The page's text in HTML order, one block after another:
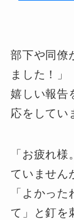
部下や同僚
ました！」
嬉しい報告
応をしてい
「お疲れ
ていません
「よかっ
て」と釘を